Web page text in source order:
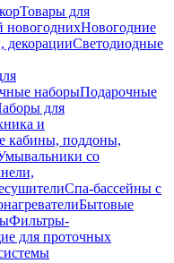
Товары для
новогоднихНовогодние
декорацииСветодиодные
наборыПодарочные
для
и
кабины, поддоны,
со
Спа-бассейны с
Бытовые
Фильтры-
для проточных